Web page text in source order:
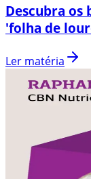
Descubra os
'folha de
Ler matéria